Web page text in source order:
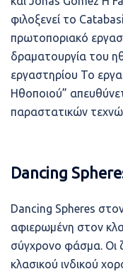
φιλοξενεί το
πρωτοποριακό
δραματουργία του
εργαστηρίου Το
Ηθοποιού”
παραστατικών
Dancing
Dancing Spheres
αφιερωμένη στον
σύγχρονο φάσμα. Οι
κλασικού ινδικού